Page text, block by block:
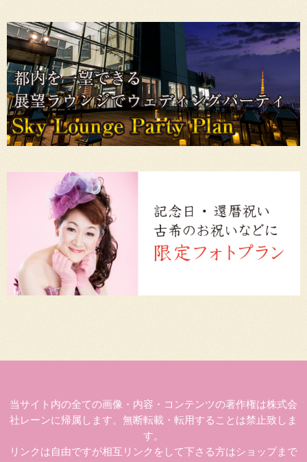
当サイト内の全ての画像・内容・コンテンツの著作権は株式会
社レーンに帰属します。無断転載・転用することは禁止致しま
す。
リンクは自由ですが相互リンクをして下さる方はショップまで